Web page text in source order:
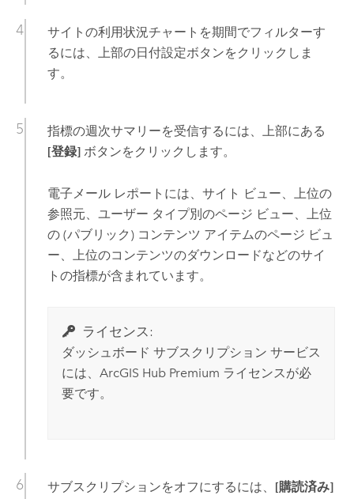
サイトの利用状況チャートを期間でフィルターす
るには、上部の日付設定ボタンをクリックしま
す。
指標の週次サマリーを受信するには、上部にある
[登録]ボタンをクリックします。
電子メール レポートには、サイト ビュー、上位の
参照元、ユーザー タイプ別のページ ビュー、上位
の (パブリック) コンテンツ アイテムのページ ビュ
ー、上位のコンテンツのダウンロードなどのサイ
トの指標が含まれています。
ライセンス:
ダッシュボード サブスクリプション サービス
には、 ArcGIS Hub Premium ライセンスが必
要です。
サブスクリプションをオフにするには、 [購読済み]